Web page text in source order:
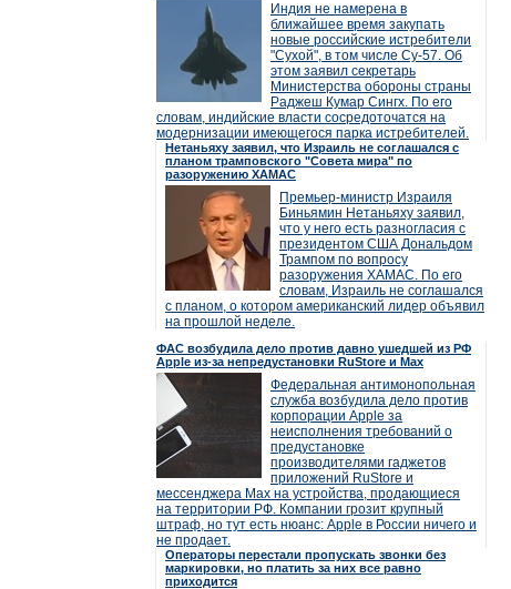
Индия не намерена в
ближайшее время закупать
новые российские истребители
"Сухой", в том числе Су-57. Об
этом заявил секретарь
Министерства обороны страны
Раджеш Кумар Сингх. По его
словам, индийские власти сосредоточатся на
модернизации имеющегося парка истребителей.
Нетаньяху заявил, что Израиль не соглашался с
планом трамповского "Совета мира" по
разоружению ХАМАС
Премьер-министр Израиля
Биньямин Нетаньяху заявил,
что у него есть разногласия с
президентом США Дональдом
Трампом по вопросу
разоружения ХАМАС. По его
словам, Израиль не соглашался
с планом, о котором американский лидер объявил
на прошлой неделе.
ФАС возбудила дело против давно ушедшей из РФ
Apple из-за непредустановки RuStore и Max
Федеральная антимонопольная
служба возбудила дело против
корпорации Apple за
неисполнения требований о
предустановке
производителями гаджетов
приложений RuStore и
мессенджера Max на устройства, продающиеся
на территории РФ. Компании грозит крупный
штраф, но тут есть нюанс: Apple в России ничего и
не продает.
Операторы перестали пропускать звонки без
маркировки, но платить за них все равно
приходится